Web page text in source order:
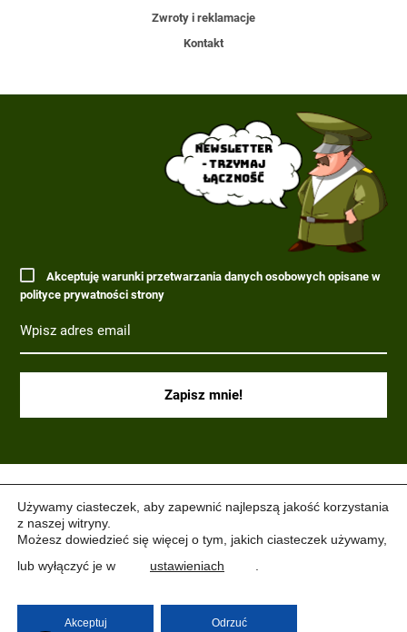
Zwroty i reklamacje
Kontakt
Akceptuję warunki przetwarzania danych osobowych opisane w
polityce prywatności strony
Newsletter
- trzymaj
łączność
Używamy ciasteczek, aby zapewnić najlepszą jakość korzystania
z naszej witryny.
Możesz dowiedzieć się więcej o tym, jakich ciasteczek używamy,
lub wyłączyć je w
ustawieniach
Akceptuj Odrzuć